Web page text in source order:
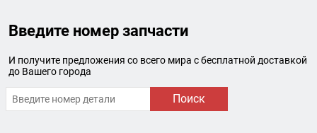
Введите номер запчасти
И получите предложения со всего мира с бесплатной доставкой
до Вашего города
Поиск